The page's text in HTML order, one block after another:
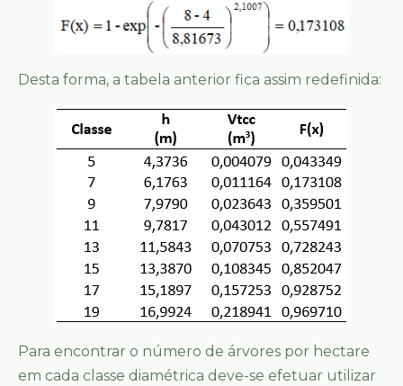
Desta forma, a tabela anterior fica assim redefinida:
Para encontrar o número de árvores por hectare
em cada classe diamétrica deve-se efetuar utilizar